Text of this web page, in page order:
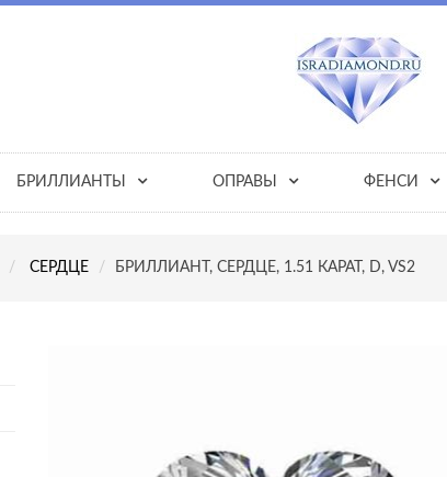
БРИЛЛИАНТЫ ОПРАВЫ ФЕНСИ
СЕРДЦЕ БРИЛЛИАНТ, СЕРДЦЕ, 1.51 КАРАТ, D, VS2